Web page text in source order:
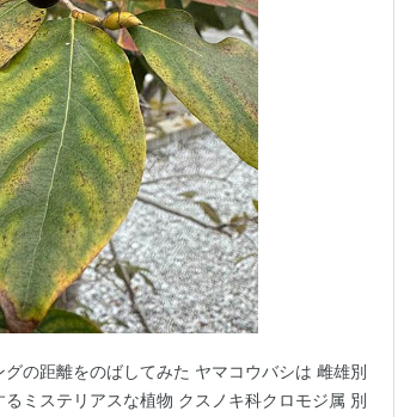
の距離をのばしてみた ヤマコウバシは 雌雄別
ミステリアスな植物 クスノキ科クロモジ属 別